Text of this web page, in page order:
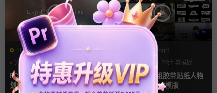
FCPX转场
光效
复古风
支持Intel+M芯片
FCPX转场插件 15组光效胶片
划痕复古视频过渡
PR基本图形mogrt
PR基本图形
PR字幕模板
人物介绍
pr字幕模板 9组胶带贴纸人物
介绍角标动画PR模版